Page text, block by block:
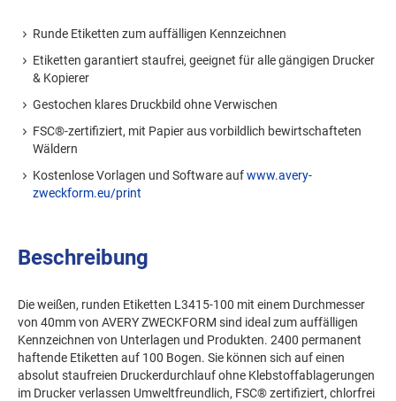
Runde Etiketten zum auffälligen Kennzeichnen
Etiketten garantiert staufrei, geeignet für alle gängigen Drucker
& Kopierer
Gestochen klares Druckbild ohne Verwischen
FSC®-zertifiziert, mit Papier aus vorbildlich bewirtschafteten
Wäldern
Kostenlose Vorlagen und Software aufwww.avery-
zweckform.eu/print
Beschreibung
Die weißen, runden Etiketten L3415-100 mit einem Durchmesser
von 40mm von AVERY ZWECKFORM sind ideal zum auffälligen
Kennzeichnen von Unterlagen und Produkten. 2400 permanent
haftende Etiketten auf 100 Bogen. Sie können sich auf einen
absolut staufreien Druckerdurchlauf ohne Klebstoffablagerungen
im Drucker verlassen Umweltfreundlich, FSC® zertifiziert, chlorfrei